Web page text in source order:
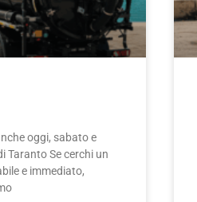
oggi, sabato e
Taranto Se cerchi un
e immediato,